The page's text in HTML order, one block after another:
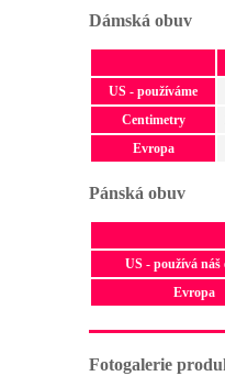
Dámská obuv
US - používáme
Centimetry
Evropa
Pánská obuv
US - používá náš
Evropa
Fotogalerie